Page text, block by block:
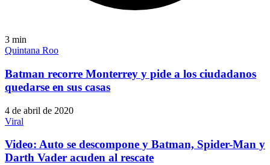
3 min
Quintana Roo
Batman recorre Monterrey y pide a los ciudadanos
quedarse en sus casas
4 de abril de 2020
Viral
Video: Auto se descompone y Batman, Spider-Man y
Darth Vader acuden al rescate